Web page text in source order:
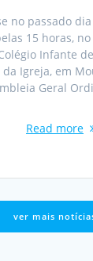
no passado
15 horas,
Infante
da Igreja, em
Geral
Read more
ver mais